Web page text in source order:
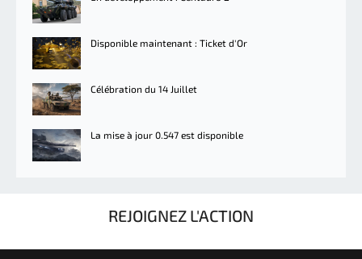
Disponible maintenant : Ticket d'Or
Célébration du 14 Juillet
La mise à jour 0.547 est disponible
REJOIGNEZ L'ACTION